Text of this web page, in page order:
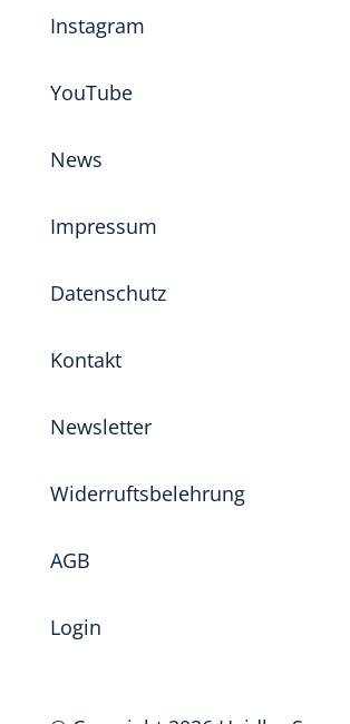
Instagram
YouTube
News
Impressum
Datenschutz
Kontakt
Newsletter
Widerruftsbelehrung
AGB
Login